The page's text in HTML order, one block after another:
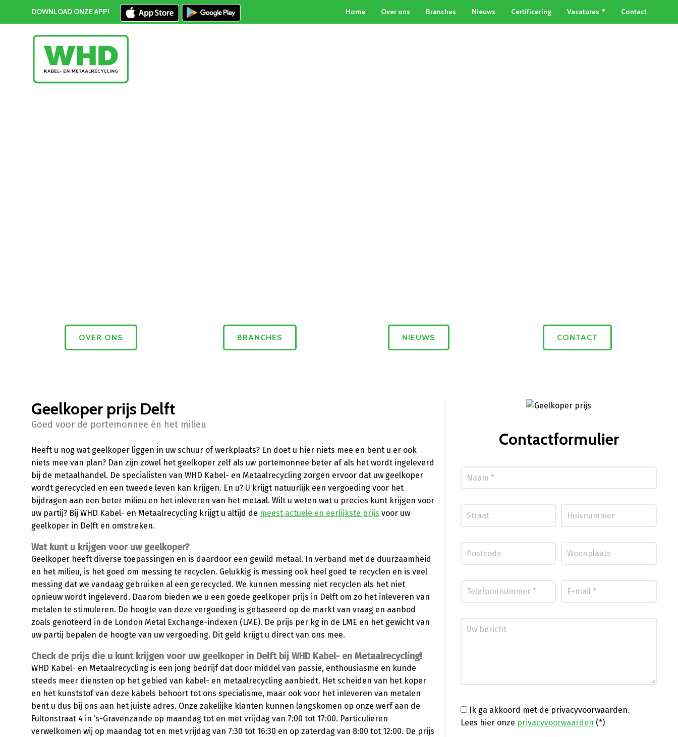
DOWNLOAD ONZE APP! Home Over ons Branches Nieuws Certificering Vacatures Contact
OVER ONS BRANCHES NIEUWS CONTACT
Geelkoper prijs Delft
Goed voor de portemonnee én het milieu
Heeft u nog wat geelkoper liggen in uw schuur of werkplaats? En doet u hier niets mee en bent u er ook
niets mee van plan? Dan zijn zowel het geelkoper zelf als uw portemonnee beter af als het wordt ingeleverd
bij de metaalhandel. De specialisten van WHD Kabel- en Metaalrecycling zorgen ervoor dat uw geelkoper
wordt gerecycled en een tweede leven kan krijgen. En u? U krijgt natuurlijk een vergoeding voor het
bijdragen aan een beter milieu en het inleveren van het metaal. Wilt u weten wat u precies kunt krijgen voor
uw partij? Bij WHD Kabel- en Metaalrecycling krijgt u altijd de meest actuele en eerlijkste prijs voor uw
geelkoper in Delft en omstreken.
Wat kunt u krijgen voor uw geelkoper?
Geelkoper heeft diverse toepassingen en is daardoor een gewild metaal. In verband met de duurzaamheid
en het milieu, is het goed om messing te recyclen. Gelukkig is messing ook heel goed te recyclen en is veel
messing dat we vandaag gebruiken al een gerecycled. We kunnen messing niet recyclen als het niet
opnieuw wordt ingeleverd. Daarom bieden we u een goede geelkoper prijs in Delft om zo het inleveren van
metalen te stimuleren. De hoogte van deze vergoeding is gebaseerd op de markt van vraag en aanbod
zoals genoteerd in de London Metal Exchange-indexen (LME). De prijs per kg in de LME en het gewicht van
uw partij bepalen de hoogte van uw vergoeding. Dit geld krijgt u direct van ons mee.
Check de prijs die u kunt krijgen voor uw geelkoper in Delft bij WHD Kabel- en Metaalrecycling!
WHD Kabel- en Metaalrecycling is een jong bedrijf dat door middel van passie, enthousiasme en kunde
steeds meer diensten op het gebied van kabel- en metaalrecycling aanbiedt. Het scheiden van het koper
en het kunststof van deze kabels behoort tot ons specialisme, maar ook voor het inleveren van metalen
bent u dus bij ons aan het juiste adres. Onze zakelijke klanten kunnen langskomen op onze werf aan de
Fultonstraat 4 in ’s-Gravenzande op maandag tot en met vrijdag van 7:00 tot 17:00. Particulieren
verwelkomen wij op maandag tot en met vrijdag van 7:30 tot 16:30 en op zaterdag van 8:00 tot 12:00. De prijs
Contactformulier
Ik ga akkoord met de privacyvoorwaarden.
Lees hier onze privacyvoorwaarden (*)